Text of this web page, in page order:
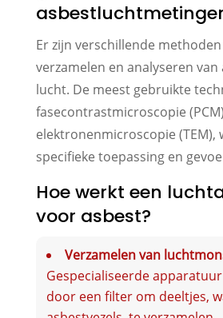
Er zijn verschillende
verzamelen en analyseren van
lucht. De meest gebruikte
fasecontrastmicroscopie
elektronenmicroscopie (TEM),
specifieke toepassing en
Hoe werkt een
voor asbest?
Verzamelen van
Gespecialiseerde
door een filter om deeltjes,